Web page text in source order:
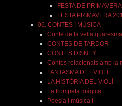
FESTA DE
FESTA PRIMAVERA
06. CONTES I MÚSICA
Conte de la vella quaresma
CONTES DE TARDOR
CONTES DISNEY
Contes relacionats amb la
FANTASMA DEL VIOLÍ
LA HISTÒRIA DEL VIOLÍ
La trompeta mágica
Poesia i música I